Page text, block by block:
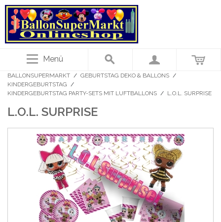
Menü
BALLONSUPERMARKT / GEBURTSTAG DEKO & BALLONS /
KINDERGEBURTSTAG /
KINDERGEBURTSTAG PARTY-SETS MIT LUFTBALLONS / L.O.L. SURPRISE
L.O.L. SURPRISE